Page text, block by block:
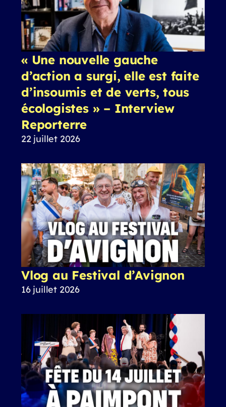
« Une nouvelle gauche
d’action a surgi, elle est faite
d’insoumis et de verts, tous
écologistes » – Interview
Reporterre
22 juillet 2026
Vlog au Festival d’Avignon
16 juillet 2026